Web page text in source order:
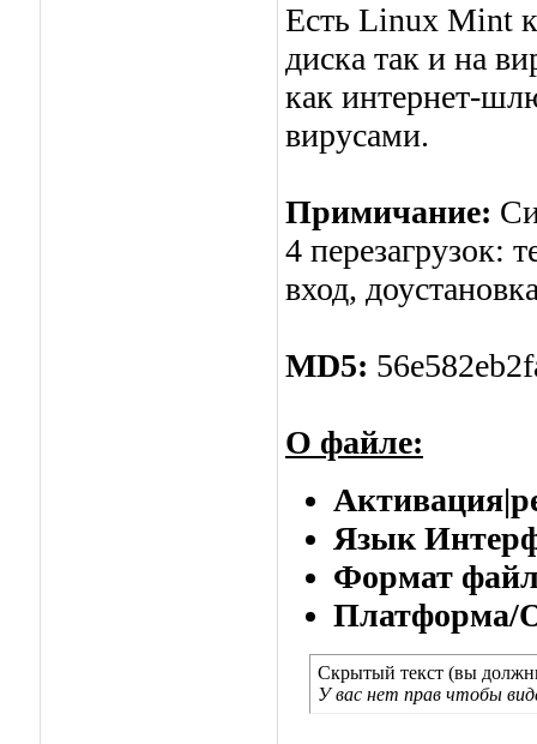
Есть Linux Mint
диска так и на
как интернет-
вирусами.
Примичание:
4 перезагрузок:
вход,
MD5:
О файле:
Язык
Формат
Скрытый текст (вы
У вас нет прав чтобы